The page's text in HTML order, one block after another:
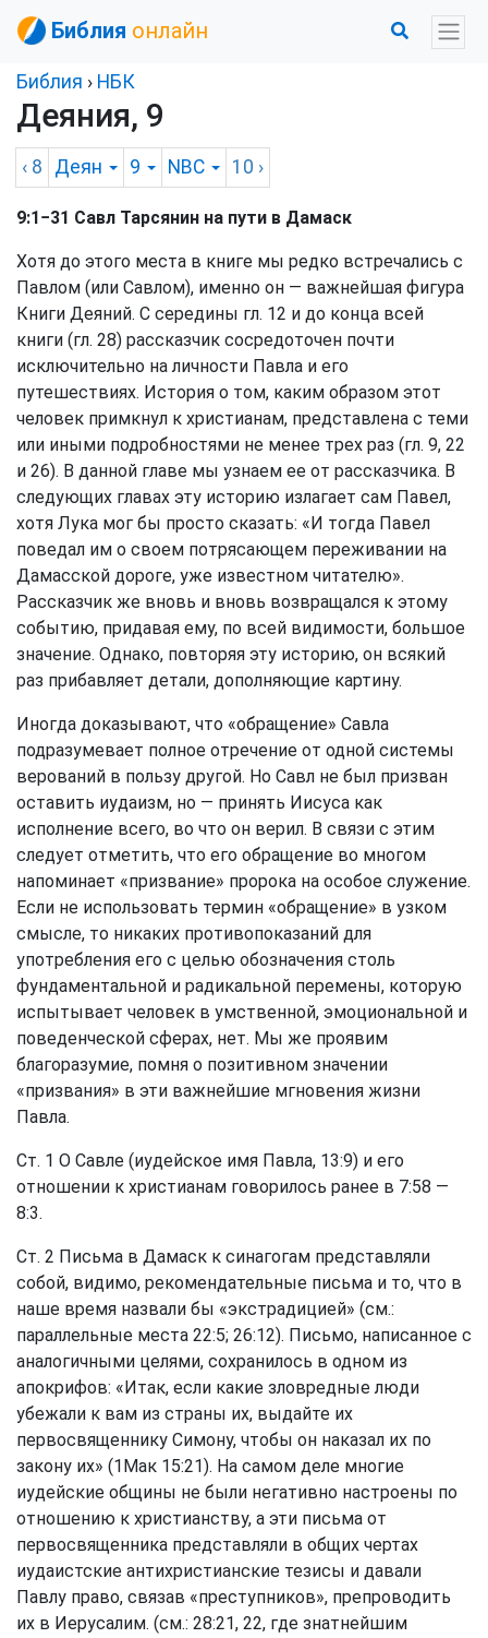
Библия онлайн
Библия › НБК
Деяния, 9
‹ 8 Деян 9 NBC 10 ›
9:1−31 Савл Тарсянин на пути в Дамаск
Хотя до этого места в книге мы редко встречались с
Павлом (или Савлом), именно он — важнейшая фигура
Книги Деяний. С середины гл. 12 и до конца всей
книги (гл. 28) рассказчик сосредоточен почти
исключительно на личности Павла и его
путешествиях. История о том, каким образом этот
человек примкнул к христианам, представлена с теми
или иными подробностями не менее трех раз (гл. 9, 22
и 26). В данной главе мы узнаем ее от рассказчика. В
следующих главах эту историю излагает сам Павел,
хотя Лука мог бы просто сказать: «И тогда Павел
поведал им о своем потрясающем переживании на
Дамасской дороге, уже известном читателю».
Рассказчик же вновь и вновь возвращался к этому
событию, придавая ему, по всей видимости, большое
значение. Однако, повторяя эту историю, он всякий
раз прибавляет детали, дополняющие картину.
Иногда доказывают, что «обращение» Савла
подразумевает полное отречение от одной системы
верований в пользу другой. Но Савл не был призван
оставить иудаизм, но — принять Иисуса как
исполнение всего, во что он верил. В связи с этим
следует отметить, что его обращение во многом
напоминает «призвание» пророка на особое служение.
Если не использовать термин «обращение» в узком
смысле, то никаких противопоказаний для
употребления его с целью обозначения столь
фундаментальной и радикальной перемены, которую
испытывает человек в умственной, эмоциональной и
поведенческой сферах, нет. Мы же проявим
благоразумие, помня о позитивном значении
«призвания» в эти важнейшие мгновения жизни
Павла.
Ст. 1 О Савле (иудейское имя Павла, 13:9) и его
отношении к христианам говорилось ранее в 7:58 —
8:3.
Ст. 2 Письма в Дамаск к синагогам представляли
собой, видимо, рекомендательные письма и то, что в
наше время назвали бы «экстрадицией» (см.:
параллельные места 22:5; 26:12). Письмо, написанное с
аналогичными целями, сохранилось в одном из
апокрифов: «Итак, если какие зловредные люди
убежали к вам из страны их, выдайте их
первосвященнику Симону, чтобы он наказал их по
закону их» (1Мак 15:21). На самом деле многие
иудейские общины не были негативно настроены по
отношению к христианству, а эти письма от
первосвященника представляли в общих чертах
иудаистские антихристианские тезисы и давали
Павлу право, связав «преступников», препроводить
их в Иерусалим. (см.: 28:21, 22, где знатнейшим